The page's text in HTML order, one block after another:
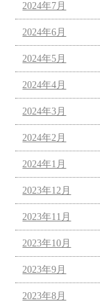
2024年7月
2024年6月
2024年5月
2024年4月
2024年3月
2024年2月
2024年1月
2023年12月
2023年11月
2023年10月
2023年9月
2023年8月